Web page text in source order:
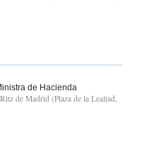
de Hacienda
de Madrid (Plaza de la Lealtad,